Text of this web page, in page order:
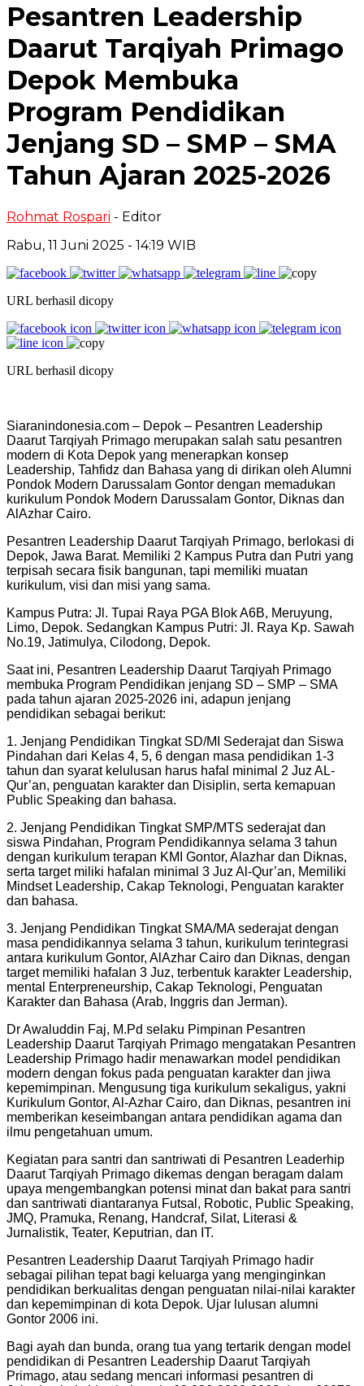
Pesantren Leadership
Daarut Tarqiyah Primago
Depok Membuka
Program Pendidikan
Jenjang SD – SMP – SMA
Tahun Ajaran 2025-2026
Rohmat Rospari - Editor
Rabu, 11 Juni 2025 - 14:19 WIB
URL berhasil dicopy
URL berhasil dicopy
Siaranindonesia.com – Depok – Pesantren Leadership
Daarut Tarqiyah Primago merupakan salah satu pesantren
modern di Kota Depok yang menerapkan konsep
Leadership, Tahfidz dan Bahasa yang di dirikan oleh Alumni
Pondok Modern Darussalam Gontor dengan memadukan
kurikulum Pondok Modern Darussalam Gontor, Diknas dan
AlAzhar Cairo.
Pesantren Leadership Daarut Tarqiyah Primago, berlokasi di
Depok, Jawa Barat. Memiliki 2 Kampus Putra dan Putri yang
terpisah secara fisik bangunan, tapi memiliki muatan
kurikulum, visi dan misi yang sama.
Kampus Putra: Jl. Tupai Raya PGA Blok A6B, Meruyung,
Limo, Depok. Sedangkan Kampus Putri: Jl. Raya Kp. Sawah
No.19, Jatimulya, Cilodong, Depok.
Saat ini, Pesantren Leadership Daarut Tarqiyah Primago
membuka Program Pendidikan jenjang SD – SMP – SMA
pada tahun ajaran 2025-2026 ini, adapun jenjang
pendidikan sebagai berikut:
1. Jenjang Pendidikan Tingkat SD/MI Sederajat dan Siswa
Pindahan dari Kelas 4, 5, 6 dengan masa pendidikan 1-3
tahun dan syarat kelulusan harus hafal minimal 2 Juz AL-
Qur’an, penguatan karakter dan Disiplin, serta kemapuan
Public Speaking dan bahasa.
2. Jenjang Pendidikan Tingkat SMP/MTS sederajat dan
siswa Pindahan, Program Pendidikannya selama 3 tahun
dengan kurikulum terapan KMI Gontor, Alazhar dan Diknas,
serta target miliki hafalan minimal 3 Juz Al-Qur’an, Memiliki
Mindset Leadership, Cakap Teknologi, Penguatan karakter
dan bahasa.
3. Jenjang Pendidikan Tingkat SMA/MA sederajat dengan
masa pendidikannya selama 3 tahun, kurikulum terintegrasi
antara kurikulum Gontor, AlAzhar Cairo dan Diknas, dengan
target memiliki hafalan 3 Juz, terbentuk karakter Leadership,
mental Enterpreneurship, Cakap Teknologi, Penguatan
Karakter dan Bahasa (Arab, Inggris dan Jerman).
Dr Awaluddin Faj, M.Pd selaku Pimpinan Pesantren
Leadership Daarut Tarqiyah Primago mengatakan Pesantren
Leadership Primago hadir menawarkan model pendidikan
modern dengan fokus pada penguatan karakter dan jiwa
kepemimpinan. Mengusung tiga kurikulum sekaligus, yakni
Kurikulum Gontor, Al-Azhar Cairo, dan Diknas, pesantren ini
memberikan keseimbangan antara pendidikan agama dan
ilmu pengetahuan umum.
Kegiatan para santri dan santriwati di Pesantren Leaderhip
Daarut Tarqiyah Primago dikemas dengan beragam dalam
upaya mengembangkan potensi minat dan bakat para santri
dan santriwati diantaranya Futsal, Robotic, Public Speaking,
JMQ, Pramuka, Renang, Handcraf, Silat, Literasi &
Jurnalistik, Teater, Keputrian, dan IT.
Pesantren Leadership Daarut Tarqiyah Primago hadir
sebagai pilihan tepat bagi keluarga yang menginginkan
pendidikan berkualitas dengan penguatan nilai-nilai karakter
dan kepemimpinan di kota Depok. Ujar lulusan alumni
Gontor 2006 ini.
Bagi ayah dan bunda, orang tua yang tertarik dengan model
pendidikan di Pesantren Leadership Daarut Tarqiyah
Primago, atau sedang mencari informasi pesantren di